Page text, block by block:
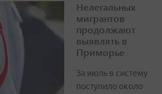
Нелегальных
мигрантов
продолжают
выявлять в
Приморье
За июль в систему
поступило около